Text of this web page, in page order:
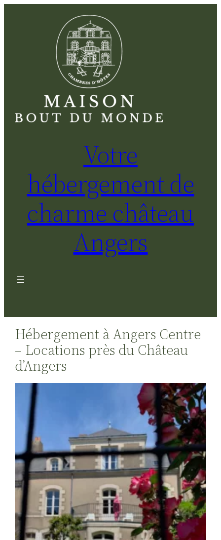
Votre
hébergement de
charme château
Angers
Hébergement à Angers Centre
– Locations près du Château
d’Angers